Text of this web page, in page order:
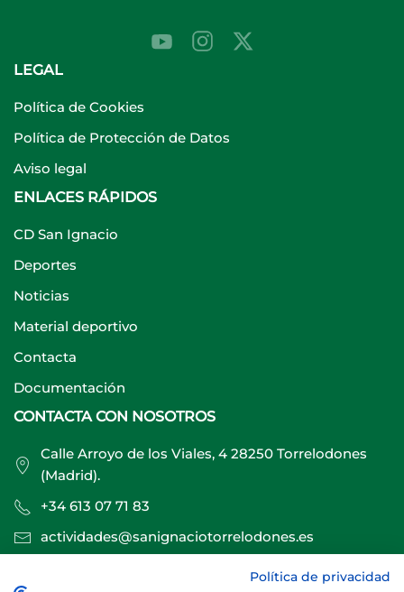
LEGAL
Política de Cookies
Política de Protección de Datos
Aviso legal
ENLACES RÁPIDOS
CD San Ignacio
Deportes
Noticias
Material deportivo
Contacta
Documentación
CONTACTA CON NOSOTROS
Calle Arroyo de los Viales, 4 28250 Torrelodones
(Madrid).
+34 613 07 71 83
actividades@sanignaciotorrelodones.es
Política de privacidad